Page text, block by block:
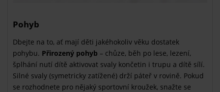
Pohyb
Dbejte na to, ať mají děti jakéhokoliv věku dostatek
pohybu. Přirozený pohyb – chůze, běh po lese, lezení,
šplhání nutí dítě aktivovat svaly končetin i trupu a dítě sílí.
Silné svaly (symetricky zatížené) drží páteř v rovině. Pokud
se rozhodnete pro nějaký sportovní kroužek, snažte se